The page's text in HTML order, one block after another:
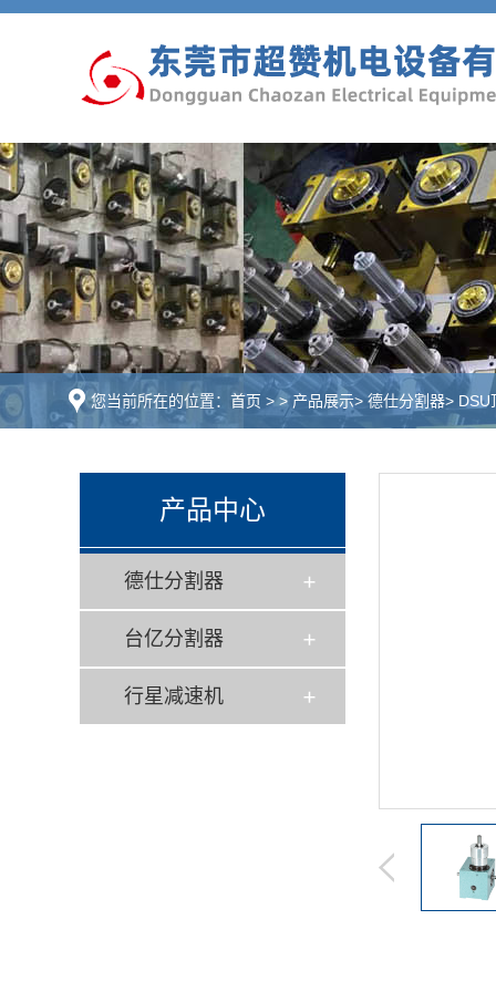
您当前所在的位置： 首页 >>产品展示>德仕分割器> DSU
产品中心
德仕分割器
台亿分割器
行星减速机